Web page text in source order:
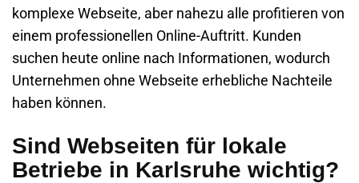
komplexe Webseite, aber nahezu alle profitieren von
einem professionellen Online-Auftritt. Kunden
suchen heute online nach Informationen, wodurch
Unternehmen ohne Webseite erhebliche Nachteile
haben können.
Sind Webseiten für lokale
Betriebe in Karlsruhe wichtig?